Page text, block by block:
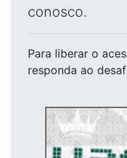
conosco.
Para liberar o
responda ao